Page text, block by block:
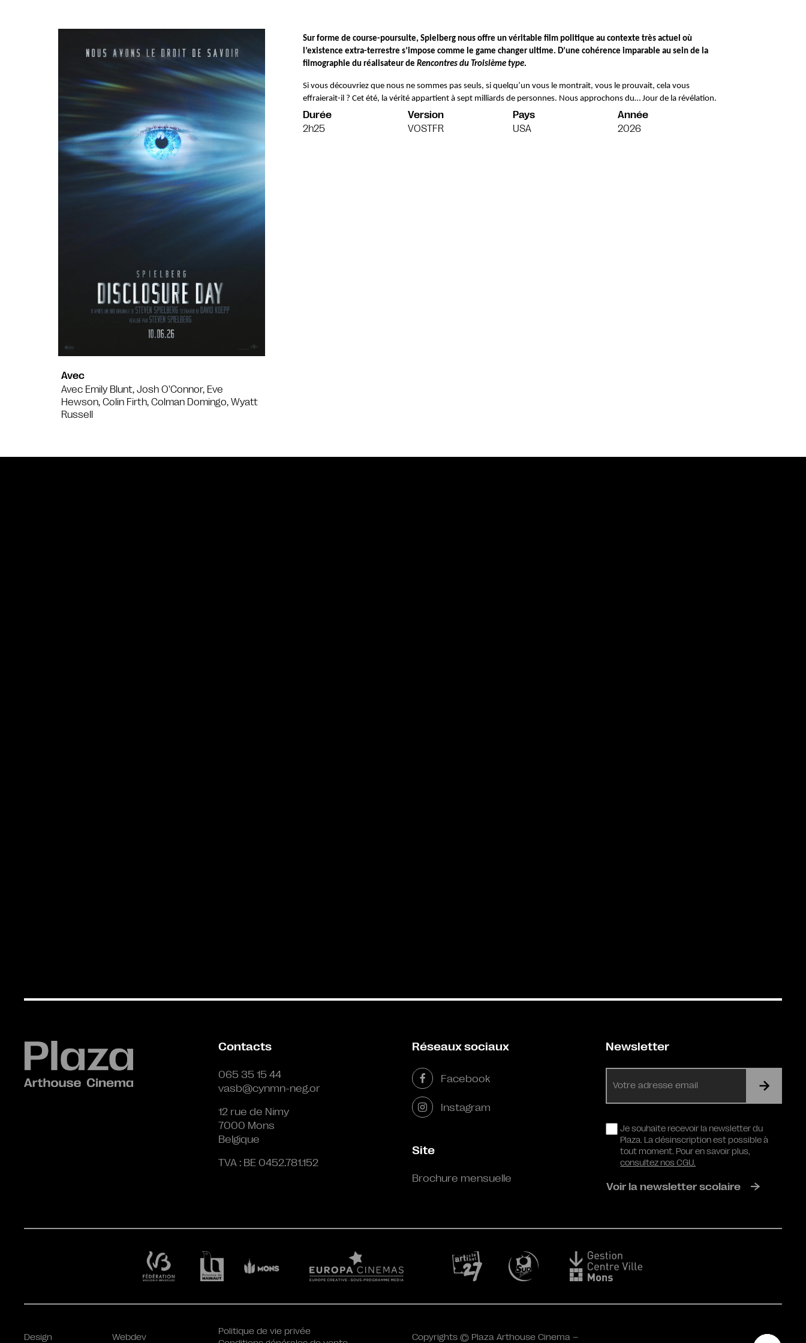
Avec
Avec Emily Blunt, Josh O'Connor, Eve
Hewson, Colin Firth, Colman Domingo, Wyatt
Russell
Sur forme de course-poursuite, Spielberg nous offre un véritable film politique au contexte très actuel où
l’existence extra-terrestre s’impose comme le game changer ultime. D’une cohérence imparable au sein de la
filmographie du réalisateur de Rencontres du Troisième type.
Si vous découvriez que nous ne sommes pas seuls, si quelqu’un vous le montrait, vous le prouvait, cela vous
effraierait-il ? Cet été, la vérité appartient à sept milliards de personnes. Nous approchons du… Jour de la révélation.
Durée
2h25
Version
VOSTFR
Pays
USA
Année
2026
Contacts
065 35 15 44
vasb@cynmn-neg.or
12 rue de Nimy
7000 Mons
Belgique
TVA : BE 0452.781.152
Réseaux sociaux
Facebook
Instagram
Site
Brochure mensuelle
Newsletter
mail
RGPDJe souhaite recevoir la newsletter du
Plaza. La désinscription est possible à
tout moment. Pour en savoir plus,
consultez nos CGU.
Voir la newsletter scolaire
Design Webdev
Politique de vie privée
Copyrights © Plaza Arthouse Cinema –